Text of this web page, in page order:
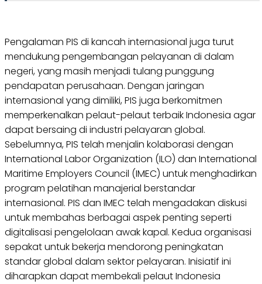
Pengalaman PIS di kancah internasional juga turut
mendukung pengembangan pelayanan di dalam
negeri, yang masih menjadi tulang punggung
pendapatan perusahaan. Dengan jaringan
internasional yang dimiliki, PIS juga berkomitmen
memperkenalkan pelaut-pelaut terbaik Indonesia agar
dapat bersaing di industri pelayaran global.
Sebelumnya, PIS telah menjalin kolaborasi dengan
International Labor Organization (ILO) dan International
Maritime Employers Council (IMEC) untuk menghadirkan
program pelatihan manajerial berstandar
internasional. PIS dan IMEC telah mengadakan diskusi
untuk membahas berbagai aspek penting seperti
digitalisasi pengelolaan awak kapal. Kedua organisasi
sepakat untuk bekerja mendorong peningkatan
standar global dalam sektor pelayaran. Inisiatif ini
diharapkan dapat membekali pelaut Indonesia